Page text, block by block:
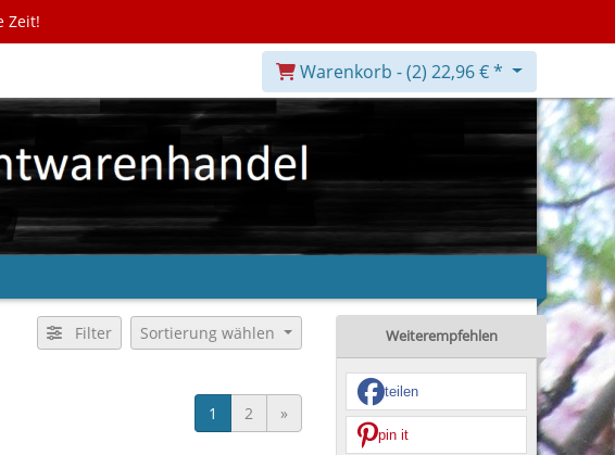
Zeit!
Warenkorb -(2) 22,96 € *
Sortierung wählen
Filter
1 2 »
Weiterempfehlen
teilen
pin it